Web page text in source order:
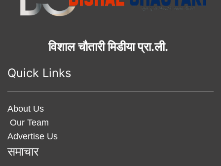
विशाल चौतारी मिडीया प्रा.ली.
Quick Links
About Us
Our Team
Advertise Us
समाचार